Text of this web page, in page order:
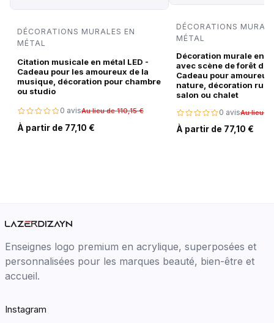
DÉCORATIONS MURALES EN
MÉTAL
Citation musicale en métal LED -
Cadeau pour les amoureux de la
musique, décoration pour chambre
ou studio
0 avisAu lieu de 110,15 €
À partir de 77,10 €
DÉCORATIONS
MÉTAL
Décoration murale en
avec scène de forêt de
Cadeau pour amoureux
nature, décoration
salon ou chalet
0 avisAu lieu
À partir de 77,10 €
Enseignes logo premium en acrylique, superposées et
personnalisées pour les marques beauté, bien-être et
accueil.
Instagram